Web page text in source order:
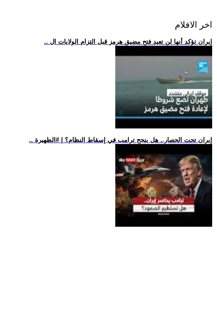
اخر الافلام
.. إيران تؤكد أنها لن تعيد فتح مضيق هرمز قبل التزام الولايات ال
.. إيران تحت الحصار.. هل ينجح ترامب في إسقاط النظام؟ | #الظهيرة